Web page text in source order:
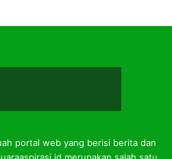
portal web yang berisi berita dan